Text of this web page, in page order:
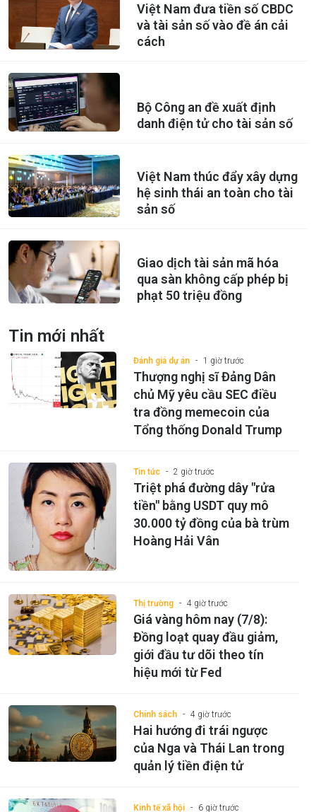
Việt Nam đưa tiền số CBDC
và tài sản số vào đề án cải
cách
Bộ Công an đề xuất định
danh điện tử cho tài sản số
Việt Nam thúc đẩy xây dựng
hệ sinh thái an toàn cho tài
sản số
Giao dịch tài sản mã hóa
qua sàn không cấp phép bị
phạt 50 triệu đồng
Tin mới nhất
Đánh giá dự án 1 giờ trước
Thượng nghị sĩ Đảng Dân
chủ Mỹ yêu cầu SEC điều
tra đồng memecoin của
Tổng thống Donald Trump
Tin tức 2 giờ trước
Triệt phá đường dây "rửa
tiền" bằng USDT quy mô
30.000 tỷ đồng của bà trùm
Hoàng Hải Vân
Thị trường 4 giờ trước
Giá vàng hôm nay (7/8):
Đồng loạt quay đầu giảm,
giới đầu tư dõi theo tín
hiệu mới từ Fed
Chính sách 4 giờ trước
Hai hướng đi trái ngược
của Nga và Thái Lan trong
quản lý tiền điện tử
Kinh tế xã hội 6 giờ trước